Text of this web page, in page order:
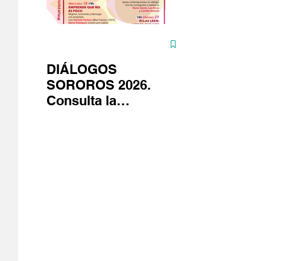
DIÁLOGOS
SOROROS 2026.
Consulta la